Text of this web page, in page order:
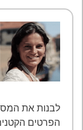
לבנות את
הפרטים